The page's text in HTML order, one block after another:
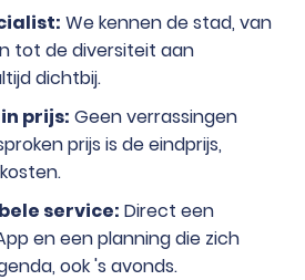
We kennen de stad, van
tot de diversiteit aan
dichtbij.
prijs: Geen verrassingen
prijs is de eindprijs,
service: Direct een
en een planning die zich
ook 's avonds.